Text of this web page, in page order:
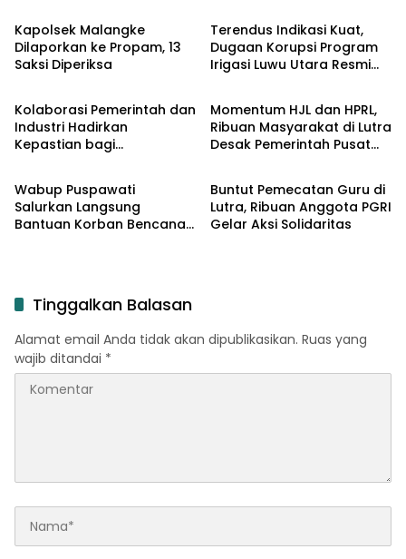
Kapolsek Malangke
Dilaporkan ke Propam, 13
Saksi Diperiksa
Terendus Indikasi Kuat,
Dugaan Korupsi Program
Irigasi Luwu Utara Resmi
Input Lutim
Kolaborasi Pemerintah dan
Industri Hadirkan
Kepastian bagi
Sepakati Penyelesaian
Lahan Old Camp
Input Lutra
Momentum HJL dan HPRL,
Ribuan Masyarakat di Lutra
Desak Pemerintah Pusat
Input Lutim
Wabup Puspawati
Salurkan Langsung
Bantuan Korban Bencana
Input Lutra
Buntut Pemecatan Guru di
Lutra, Ribuan Anggota PGRI
Gelar Aksi Solidaritas
Tinggalkan Balasan
Alamat email Anda tidak akan dipublikasikan. Ruas yang
wajib ditandai *